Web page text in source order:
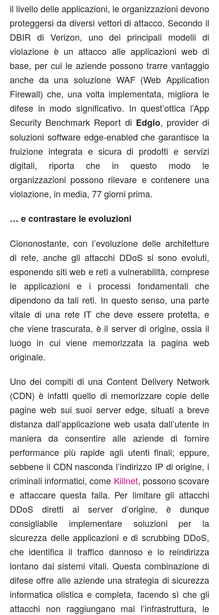
il livello delle applicazioni, le organizzazioni devono
proteggersi da diversi vettori di attacco. Secondo il
DBIR di Verizon, uno dei principali modelli di
violazione è un attacco alle applicazioni web di
base, per cui le aziende possono trarre vantaggio
anche da una soluzione WAF (Web Application
Firewall) che, una volta implementata, migliora le
difese in modo significativo. In quest’ottica l’App
Security Benchmark Report di Edgio, provider di
soluzioni software edge-enabled che garantisce la
fruizione integrata e sicura di prodotti e servizi
digitali, riporta che in questo modo le
organizzazioni possono rilevare e contenere una
violazione, in media, 77 giorni prima.
… e contrastare le evoluzioni
Ciononostante, con l’evoluzione delle architetture
di rete, anche gli attacchi DDoS si sono evoluti,
esponendo siti web e reti a vulnerabilità, comprese
le applicazioni e i processi fondamentali che
dipendono da tali reti. In questo senso, una parte
vitale di una rete IT che deve essere protetta, e
che viene trascurata, è il server di origine, ossia il
luogo in cui viene memorizzata la pagina web
originale.
Uno dei compiti di una Content Delivery Network
(CDN) è infatti quello di memorizzare copie delle
pagine web sui suoi server edge, situati a breve
distanza dall’applicazione web usata dall’utente in
maniera da consentire alle aziende di fornire
performance più rapide agli utenti finali; eppure,
sebbene il CDN nasconda l’indirizzo IP di origine, i
criminali informatici, come Killnet, possono scovare
e attaccare questa falla. Per limitare gli attacchi
DDoS diretti al server d’origine, è dunque
consigliabile implementare soluzioni per la
sicurezza delle applicazioni e di scrubbing DDoS,
che identifica il traffico dannoso e lo reindirizza
lontano dai sistemi vitali. Questa combinazione di
difese offre alle aziende una strategia di sicurezza
informatica olistica e completa, facendo sì che gli
attacchi non raggiungano mai l’infrastruttura, le